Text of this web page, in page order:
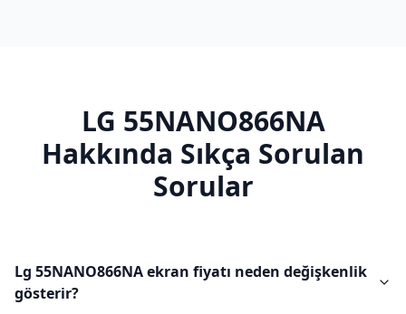
LG 55NANO866NA
Hakkında Sıkça Sorulan
Sorular
Lg 55NANO866NA ekran fiyatı neden değişkenlik
gösterir?